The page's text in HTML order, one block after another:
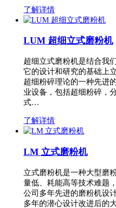
了解详情
LUM 超细立式磨粉机
超细立式磨粉机是结合我
它的设计和研究的基础上
超细粉碎理论的一种先进
业设备，包括超细粉碎，
式…
了解详情
LM 立式磨粉机
立式磨粉机是一种大型磨
量低、耗能高等技术难题
公司多年先进的磨粉机设
多年的潜心设计改进后的